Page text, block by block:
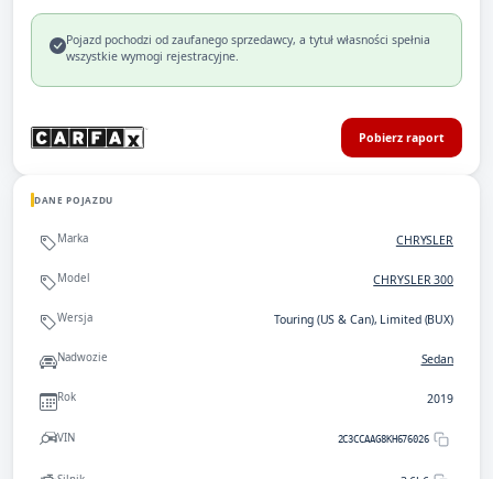
Pojazd pochodzi od zaufanego sprzedawcy, a tytuł własności spełnia
wszystkie wymogi rejestracyjne.
Pobierz raport
DANE POJAZDU
Marka CHRYSLER
Model CHRYSLER 300
Wersja Touring (US & Can), Limited (BUX)
Nadwozie Sedan
Rok 2019
VIN 2C3CCAAG8KH676026